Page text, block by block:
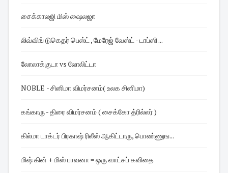
சைக்காலஜி மிஸ் ஷைலஜா
லிவ்விங் டுகெதர் பெஸ்ட் , மேரேஜ் வேஸ்ட் - டாப்ஸி ...
லோலாக்குடா vs லோலிட்டா
NOBLE - சினிமா விமர்சனம்( உலக சினிமா)
கங்காரு - திரை விமர்சனம் ( சைக்கோ த்ரில்லர் )
கில்மா டாக்டர் பிரகாஷ் ரிலீஸ் ஆகிட்டாரு, பொண்ணுங...
மிஷ் கின் + மிஸ் பாவனா = ஒரு வாட்சப் கவிதை